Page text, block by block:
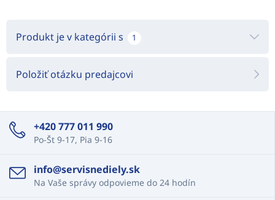
Produkt je v kategórii s 1
Položiť otázku predajcovi
+420 777 011 990
Po-Št 9-17, Pia 9-16
info@servisnediely.sk
Na Vaše správy odpovieme do 24 hodín